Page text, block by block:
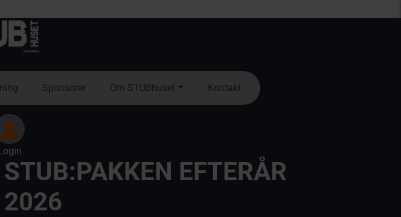
Sponsorer Om STUBhuset Kontakt
STUB:PAKKEN EFTERÅR
2026